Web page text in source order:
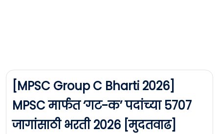
[MPSC Group C Bharti 2026]
MPSC मार्फत ‘गट-क’ पदांच्या 5707
जागांसाठी भरती 2026 [मुदतवाढ]